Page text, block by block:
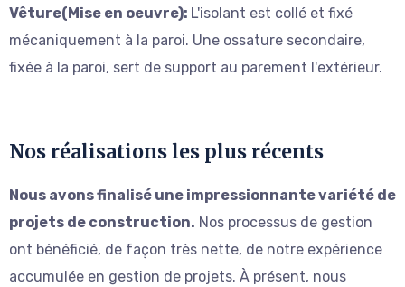
Vêture(Mise en oeuvre): L'isolant est collé et fixé
mécaniquement à la paroi. Une ossature secondaire,
fixée à la paroi, sert de support au parement l'extérieur.
Nos réalisations les plus récents
Nous avons finalisé une impressionnante variété de
projets de construction. Nos processus de gestion
ont bénéficié, de façon très nette, de notre expérience
accumulée en gestion de projets. À présent, nous